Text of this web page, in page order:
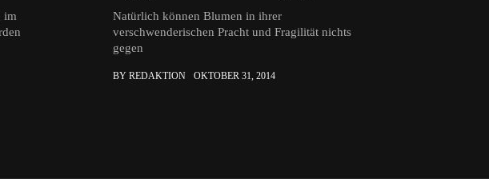
im
Natürlich können Blumen in ihrer
verschwenderischen Pracht und Fragilität nichts
gegen
BY REDAKTION OKTOBER 31, 2014